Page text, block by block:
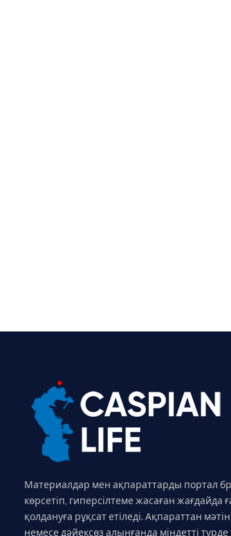
Материалдар мен ақпараттарды портал
көрсетіп, гиперсілтеме жасаған жағдайда
қолдануға рұқсат етіледі. Ақпараттан мәтін,
немесе дәйексөз алынғанда міндетті түрде